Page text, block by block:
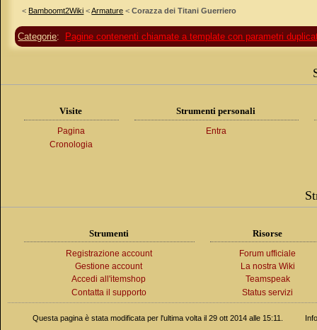
< Bamboomt2Wiki <Armature <Corazza dei Titani Guerriero
Categorie: Pagine contenenti chiamate a template con parametri
Visite
Pagina
Cronologia
Strumenti personali
Entra
Strumenti
Registrazione account
Gestione account
Accedi all'itemshop
Contatta il supporto
Risorse
Forum ufficiale
La nostra Wiki
Teamspeak
Status servizi
Questa pagina è stata modificata per l'ultima volta il 29 ott 2014 alle 15:11.